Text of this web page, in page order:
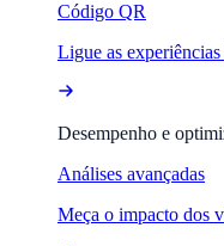
Código QR
Ligue as
Desempenho e
Análises avançadas
Meça o impacto dos